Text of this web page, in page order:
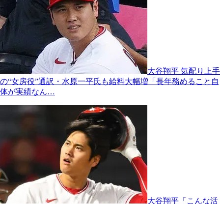
大谷翔平 気配り上手
の“女房役”通訳・水原一平氏も給料大幅増「長年務めること自
体が実績なん…
大谷翔平「こんな活